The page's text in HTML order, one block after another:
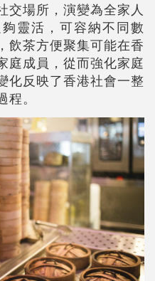
交場所，演變為全家人
靈活，可容納不同數
飲茶方便聚集可能在香
庭成員，從而強化家庭
化反映了香港社會一整
。